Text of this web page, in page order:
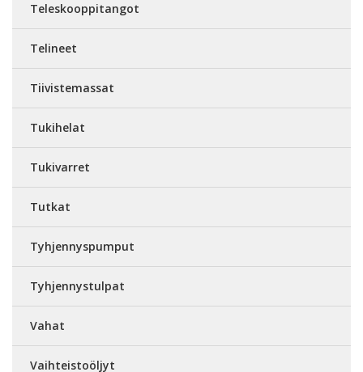
Teleskooppitangot
Telineet
Tiivistemassat
Tukihelat
Tukivarret
Tutkat
Tyhjennyspumput
Tyhjennystulpat
Vahat
Vaihteistoöljyt